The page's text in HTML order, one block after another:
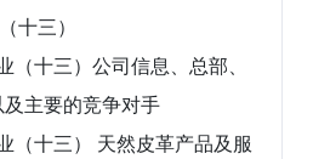
十三）
（十三）公司信息、总部、
主要的竞争对手
（十三） 天然皮革产品及服